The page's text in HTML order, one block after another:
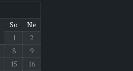
So
Ne
1
2
8
9
15
16